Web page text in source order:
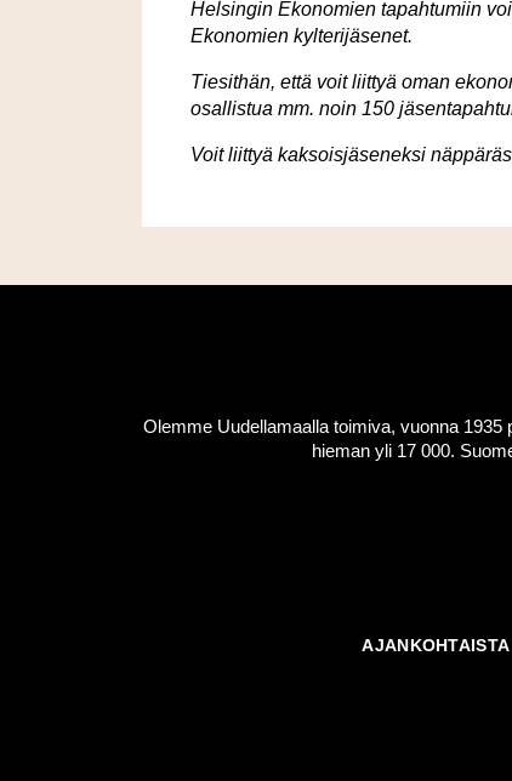
Helsingin Ekonomien tapahtumiin
Ekonomien kylterijäsenet.
Tiesithän, että voit liittyä oman
osallistua mm. noin 150
Voit liittyä kaksoisjäseneksi
Olemme Uudellamaalla toimiva, vuonna
hieman yli 17 000.
AJANKOHTAISTA